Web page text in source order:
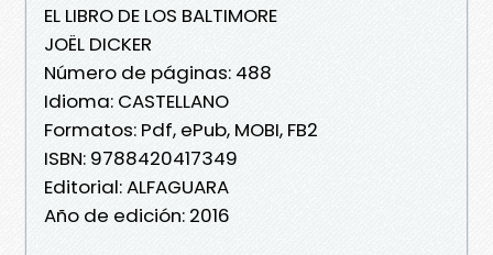
EL LIBRO DE LOS BALTIMORE
JOËL DICKER
Número de páginas: 488
Idioma: CASTELLANO
Formatos: Pdf, ePub, MOBI, FB2
ISBN: 9788420417349
Editorial: ALFAGUARA
Año de edición: 2016